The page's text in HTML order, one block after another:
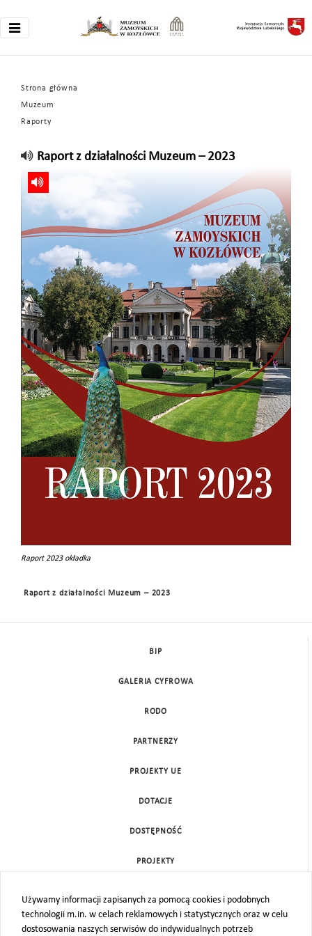
Strona główna
Muzeum
Raporty
Raport z działalności Muzeum – 2023
Raport 2023 okładka
Raport z działalności Muzeum – 2023
Używamy informacji zapisanych za pomocą cookies i podobnych
technologii m.in. w celach reklamowych i statystycznych oraz w celu
dostosowania naszych serwisów do indywidualnych potrzeb
BIP
GALERIA CYFROWA
RODO
PARTNERZY
PROJEKTY UE
DOTACJE
DOSTĘPNOŚĆ
PROJEKTY
MAPA STRONY